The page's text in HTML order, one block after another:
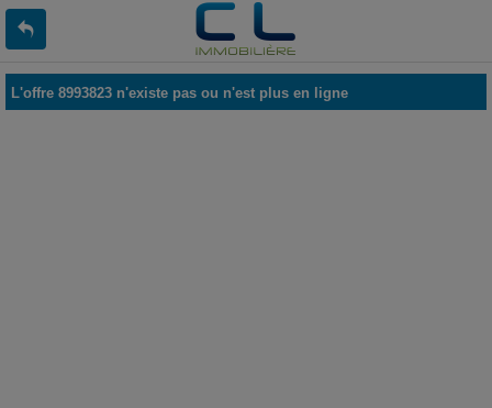
L'offre 8993823 n'existe pas ou n'est plus en ligne